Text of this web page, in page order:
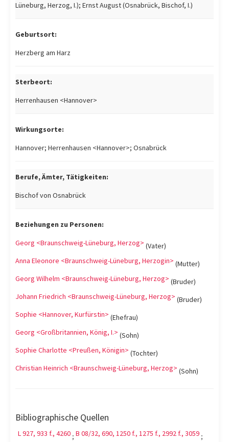
Lüneburg, Herzog, I.); Ernst August (Osnabrück, Bischof, I.)
Geburtsort:
Herzberg am Harz
Sterbeort:
Herrenhausen <Hannover>
Wirkungsorte:
Hannover; Herrenhausen <Hannover>; Osnabrück
Berufe, Ämter, Tätigkeiten:
Bischof von Osnabrück
Beziehungen zu Personen:
Georg <Braunschweig-Lüneburg, Herzog> (Vater)
Anna Eleonore <Braunschweig-Lüneburg, Herzogin> (Mutter)
Georg Wilhelm <Braunschweig-Lüneburg, Herzog> (Bruder)
Johann Friedrich <Braunschweig-Lüneburg, Herzog> (Bruder)
Sophie <Hannover, Kurfürstin> (Ehefrau)
Georg <Großbritannien, König, I.> (Sohn)
Sophie Charlotte <Preußen, Königin> (Tochter)
Christian Heinrich <Braunschweig-Lüneburg, Herzog> (Sohn)
Bibliographische Quellen
L 927, 933 f., 4260 ; B 08/32, 690, 1250 f., 1275 f., 2992 f., 3059 ;